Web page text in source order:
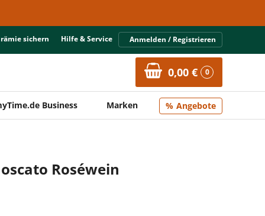
sichern Hilfe & Service Anmelden / Registrieren
0,00 € 0
Business Marken Angebote
Roséwein